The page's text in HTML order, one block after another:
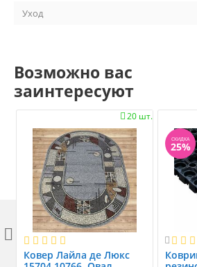
Уход
Возможно вас
заинтересуют
20 шт.

Ковер Лайла де Люкс
СКИДКА
25%

